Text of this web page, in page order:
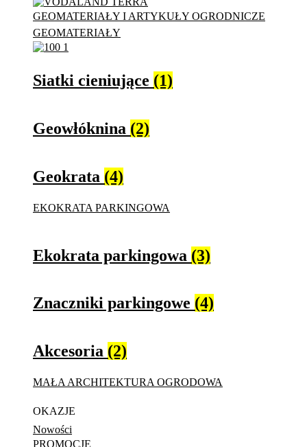
GEOMATERIAŁY I ARTYKUŁY OGRODNICZE
GEOMATERIAŁY
Siatki cieniujące (1)
Geowłóknina (2)
Geokrata (4)
EKOKRATA PARKINGOWA
Ekokrata parkingowa (3)
Znaczniki parkingowe (4)
Akcesoria (2)
MAŁA ARCHITEKTURA OGRODOWA
OKAZJE
Nowości
PROMOCJE